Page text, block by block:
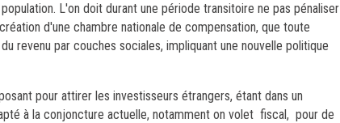
L'on doit durant une période transitoire ne pas pénaliser
d'une chambre nationale de compensation, que toute
revenu par couches sociales, impliquant une nouvelle politique
pour attirer les investisseurs étrangers, étant dans un
à la conjoncture actuelle, notamment on volet fiscal, pour de